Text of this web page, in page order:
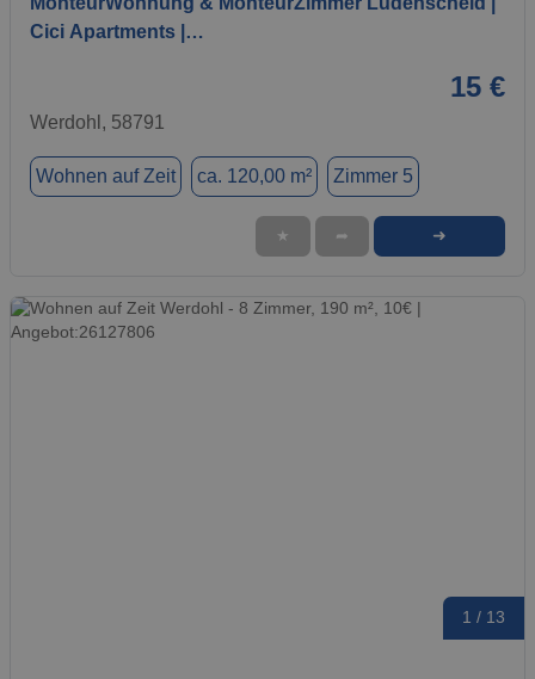
Cici Apartments |…
15 €
Werdohl, 58791
Wohnen auf Zeit ca. 120,00 m² Zimmer 5
★ ➦ ➜
1 / 13